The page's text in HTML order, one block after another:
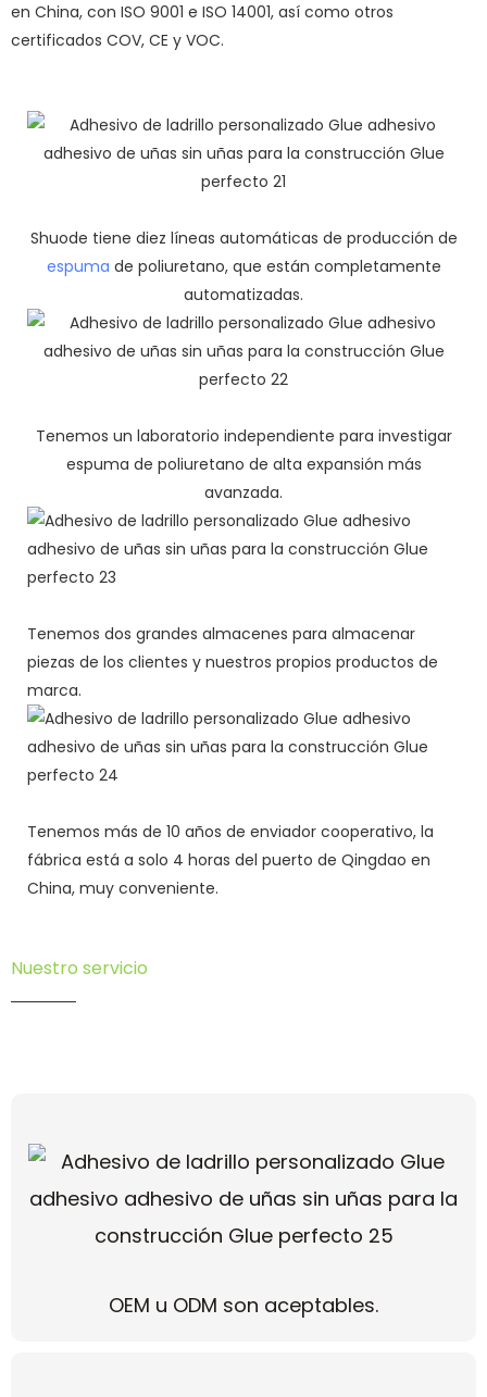
en China, con ISO 9001 e ISO 14001, así como otros
certificados COV, CE y VOC.
Shuode tiene diez líneas automáticas de producción de
espuma de poliuretano, que están completamente
automatizadas.
Tenemos un laboratorio independiente para investigar
espuma de poliuretano de alta expansión más
avanzada.
Tenemos dos grandes almacenes para almacenar
piezas de los clientes y nuestros propios productos de
marca.
Tenemos más de 10 años de enviador cooperativo, la
fábrica está a solo 4 horas del puerto de Qingdao en
China, muy conveniente.
Nuestro servicio
OEM u ODM son aceptables.